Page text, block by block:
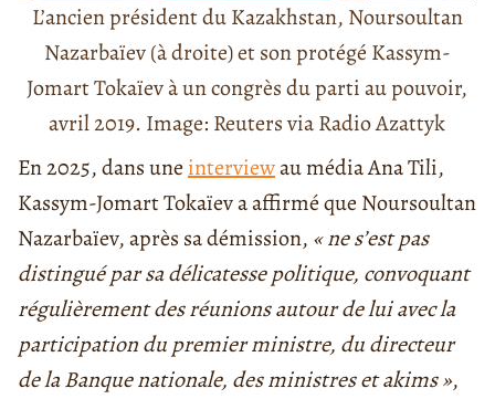
L’ancien président du Kazakhstan, Noursoultan
Nazarbaïev (à droite) et son protégé Kassym-
Jomart Tokaïev à un congrès du parti au pouvoir,
avril 2019. Image: Reuters via Radio Azattyk
En 2025, dans une interviewau média Ana Tili,
Kassym-Jomart Tokaïev a affirmé que Noursoultan
Nazarbaïev, après sa démission, « ne s’est pas
distingué par sa délicatesse politique, convoquant
régulièrement des réunions autour de lui avec la
participation du premier ministre, du directeur
de la Banque nationale, des ministres et akims »,